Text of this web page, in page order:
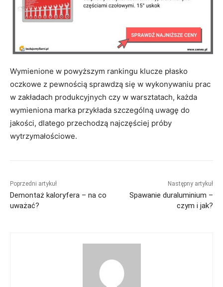
Wymienione w powyższym rankingu klucze płasko
oczkowe z pewnością sprawdzą się w wykonywaniu prac
w zakładach produkcyjnych czy w warsztatach, każda
wymieniona marka przykłada szczególną uwagę do
jakości, dlatego przechodzą najczęściej próby
wytrzymałościowe.
Poprzedni artykuł
Demontaż kaloryfera – na co
uważać?
Następny artykuł
Spawanie duraluminium –
czym i jak?